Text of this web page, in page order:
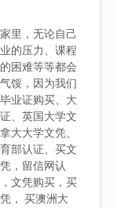
里，无论自己
的压力、课程
困难等等都会
馁，因为我们
业证购买、大
、英国大学文
大大学文凭、
部认证、买文
，留信网认
文凭购买，买
， 买澳洲大